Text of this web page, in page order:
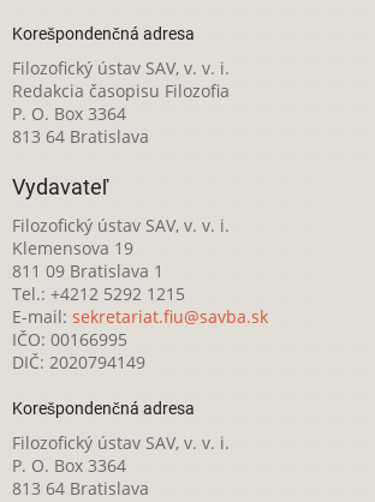
Korešpondenčná adresa
Filozofický ústav SAV, v. v. i.
Redakcia časopisu Filozofia
P. O. Box 3364
813 64 Bratislava
Vydavateľ
Filozofický ústav SAV, v. v. i.
Klemensova 19
811 09 Bratislava 1
Tel.: +4212 5292 1215
E-mail: sekretariat.fiu@savba.sk
IČO: 00166995
DIČ: 2020794149
Korešpondenčná adresa
Filozofický ústav SAV, v. v. i.
P. O. Box 3364
813 64 Bratislava